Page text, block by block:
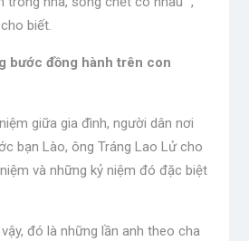
biết.
bước đồng hành trên con
giữa gia đình, người dân nơi
bạn Lào, ông Tráng Lao Lử cho
và những kỷ niệm đó đặc biệt
đó là những lần anh theo cha